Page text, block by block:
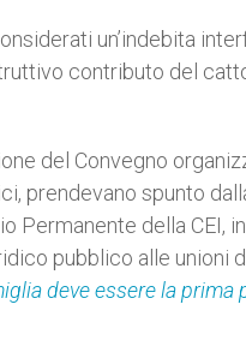
un’indebita
contributo del
del Convegno
prendevano spunto
Permanente della CEI,
pubblico alle unioni
deve essere la